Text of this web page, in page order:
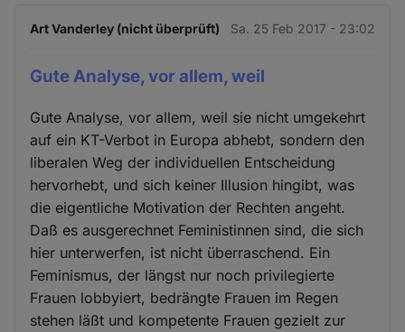
Art Vanderley (nicht überprüft) Sa. 25 Feb 2017 - 23:02
Gute Analyse, vor allem, weil
Gute Analyse, vor allem, weil sie nicht umgekehrt
auf ein KT-Verbot in Europa abhebt, sondern den
liberalen Weg der individuellen Entscheidung
hervorhebt, und sich keiner Illusion hingibt, was
die eigentliche Motivation der Rechten angeht.
Daß es ausgerechnet Feministinnen sind, die sich
hier unterwerfen, ist nicht überraschend. Ein
Feminismus, der längst nur noch privilegierte
Frauen lobbyiert, bedrängte Frauen im Regen
stehen läßt und kompetente Frauen gezielt zur